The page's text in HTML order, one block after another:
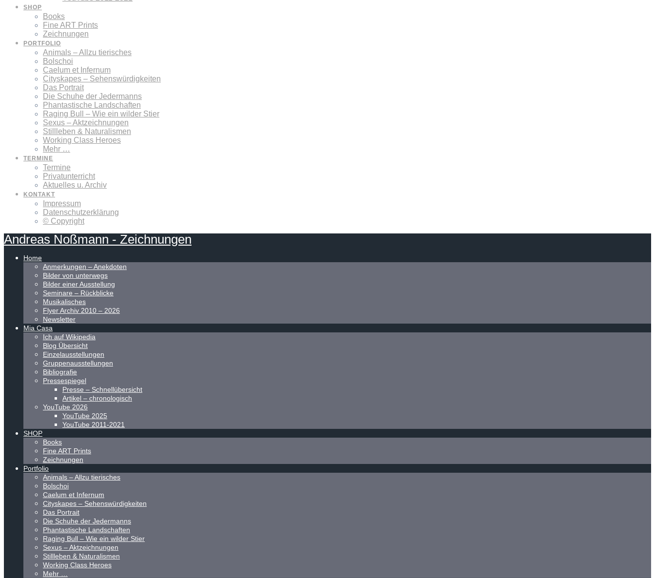
SHOP
Books
Fine ART Prints
Zeichnungen
PORTFOLIO
Animals – Allzu tierisches
Bolschoi
Caelum et Infernum
Cityskapes – Sehenswürdigkeiten
Das Portrait
Die Schuhe der Jedermanns
Phantastische Landschaften
Raging Bull – Wie ein wilder Stier
Sexus – Aktzeichnungen
Stillleben & Naturalismen
Working Class Heroes
Mehr …
TERMINE
Termine
Privatunterricht
Aktuelles u. Archiv
KONTAKT
Impressum
Datenschutzerklärung
© Copyright
Andreas Noßmann - Zeichnungen
Home
Anmerkungen – Anekdoten
Bilder von unterwegs
Bilder einer Ausstellung
Seminare – Rückblicke
Musikalisches
Flyer Archiv 2010 – 2026
Newsletter
Mia Casa
Ich auf Wikipedia
Blog Übersicht
Einzelausstellungen
Gruppenausstellungen
Bibliografie
Pressespiegel
Presse – Schnellübersicht
Artikel – chronologisch
YouTube 2026
YouTube 2025
YouTube 2011-2021
SHOP
Books
Fine ART Prints
Zeichnungen
Portfolio
Animals – Allzu tierisches
Bolschoi
Caelum et Infernum
Cityskapes – Sehenswürdigkeiten
Das Portrait
Die Schuhe der Jedermanns
Phantastische Landschaften
Raging Bull – Wie ein wilder Stier
Sexus – Aktzeichnungen
Stillleben & Naturalismen
Working Class Heroes
Mehr …